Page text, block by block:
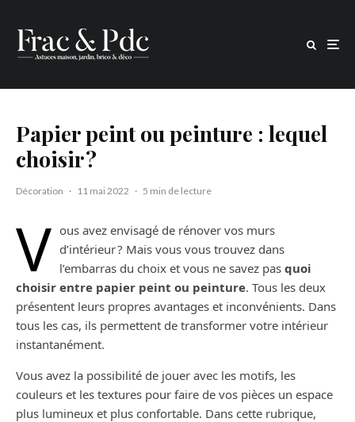
Papier peint ou peinture : lequel
choisir ?
Décoration · 11 mai 2022 · 5 min de lecture
V ous avez envisagé de rénover vos murs
d’intérieur ? Mais vous vous trouvez dans
l’embarras du choix et vous ne savez pas quoi
choisir entre papier peint ou peinture. Tous les deux
présentent leurs propres avantages et inconvénients. Dans
tous les cas, ils permettent de transformer votre intérieur
instantanément.
Vous avez la possibilité de jouer avec les motifs, les
couleurs et les textures pour faire de vos pièces un espace
plus lumineux et plus confortable. Dans cette rubrique,